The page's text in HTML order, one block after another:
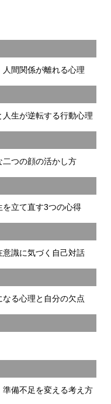
間関係が離れる心理
人生が逆転する行動心理
二つの顔の活かし方
を立て直す3つの心得
識に気づく自己対話
る心理と自分の欠点
備不足を変える考え方